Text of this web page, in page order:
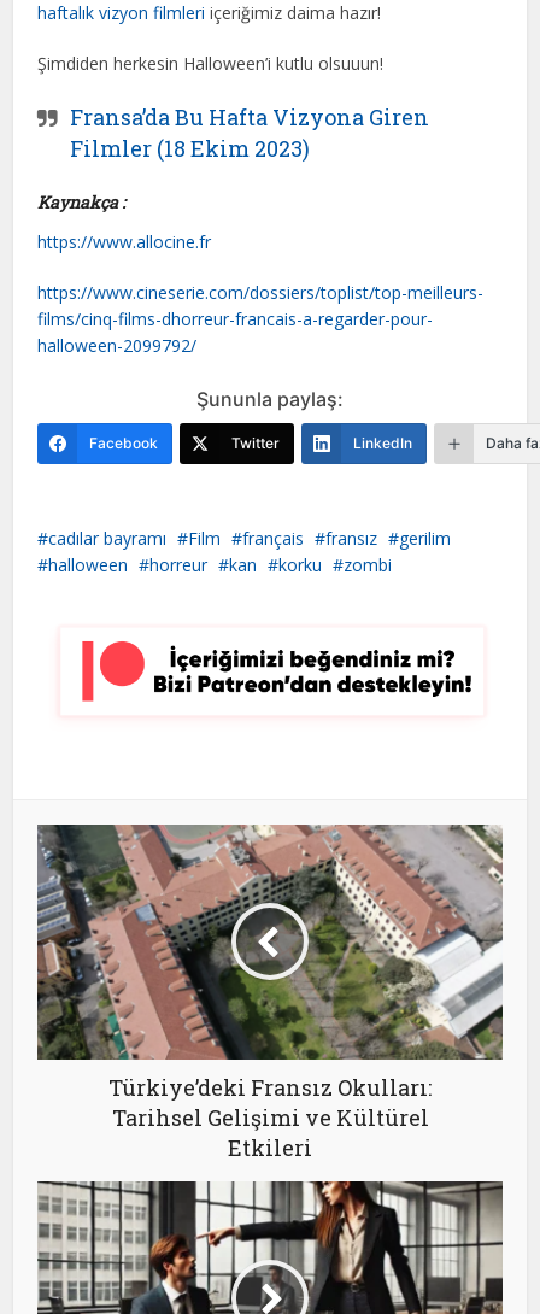
haftalık vizyon filmleri içeriğimiz daima hazır!
Şimdiden herkesin Halloween’i kutlu olsuuun!
Fransa’da Bu Hafta Vizyona Giren
Filmler (18 Ekim 2023)
Kaynakça :
https://www.allocine.fr
https://www.cineserie.com/dossiers/toplist/top-meilleurs-
films/cinq-films-dhorreur-francais-a-regarder-pour-
halloween-2099792/
Şununla paylaş:
Facebook Twitter LinkedIn Daha
cadılar bayramı Film français fransız
gerilim
halloween
horreur kan korku zombi
Türkiye’deki Fransız Okulları:
Tarihsel Gelişimi ve Kültürel
Etkileri